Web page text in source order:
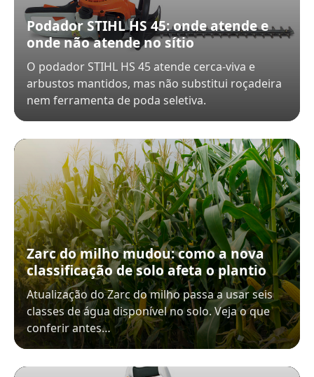
Podador STIHL HS 45: onde atende e
onde não atende no sítio
O podador STIHL HS 45 atende cerca-viva e
arbustos mantidos, mas não substitui roçadeira
nem ferramenta de poda seletiva.
Zarc do milho mudou: como a nova
classificação de solo afeta o plantio
Atualização do Zarc do milho passa a usar seis
classes de água disponível no solo. Veja o que
conferir antes…